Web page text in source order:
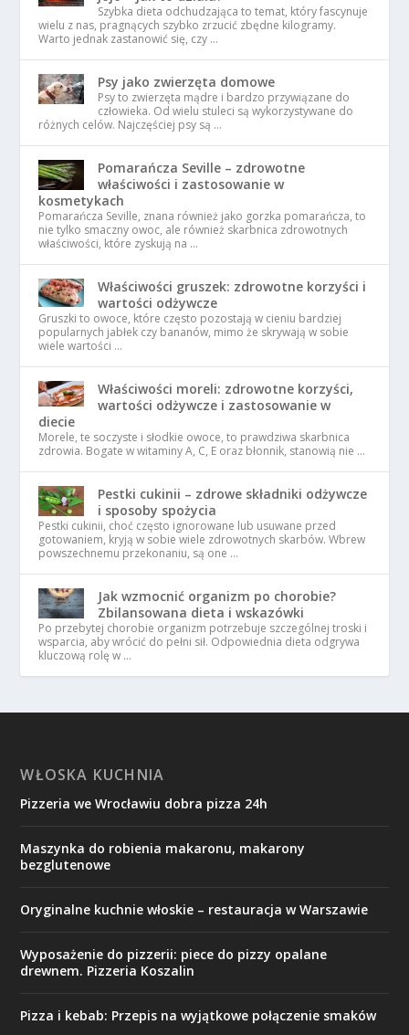
Szybka dieta odchudzająca to temat, który fascynuje
wielu z nas, pragnących szybko zrzucić zbędne kilogramy.
Warto jednak zastanowić się, czy …
Psy jako zwierzęta domowe
Psy to zwierzęta mądre i bardzo przywiązane do
człowieka. Od wielu stuleci są wykorzystywane do
różnych celów. Najczęściej psy są …
Pomarańcza Seville – zdrowotne
właściwości i zastosowanie w
kosmetykach
Pomarańcza Seville, znana również jako gorzka pomarańcza, to
nie tylko smaczny owoc, ale również skarbnica zdrowotnych
właściwości, które zyskują na …
Właściwości gruszek: zdrowotne korzyści i
wartości odżywcze
Gruszki to owoce, które często pozostają w cieniu bardziej
popularnych jabłek czy bananów, mimo że skrywają w sobie
wiele wartości …
Właściwości moreli: zdrowotne korzyści,
wartości odżywcze i zastosowanie w
diecie
Morele, te soczyste i słodkie owoce, to prawdziwa skarbnica
zdrowia. Bogate w witaminy A, C, E oraz błonnik, stanowią nie …
Pestki cukinii – zdrowe składniki odżywcze
i sposoby spożycia
Pestki cukinii, choć często ignorowane lub usuwane przed
gotowaniem, kryją w sobie wiele zdrowotnych skarbów. Wbrew
powszechnemu przekonaniu, są one …
Jak wzmocnić organizm po chorobie?
Zbilansowana dieta i wskazówki
Po przebytej chorobie organizm potrzebuje szczególnej troski i
wsparcia, aby wrócić do pełni sił. Odpowiednia dieta odgrywa
kluczową rolę w …
WŁOSKA KUCHNIA
Pizzeria we Wrocławiu dobra pizza 24h
Maszynka do robienia makaronu, makarony
bezglutenowe
Oryginalne kuchnie włoskie – restauracja w Warszawie
Wyposażenie do pizzerii: piece do pizzy opalane
drewnem. Pizzeria Koszalin
Pizza i kebab: Przepis na wyjątkowe połączenie smaków